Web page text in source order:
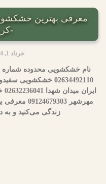
معرفی بهترین
-
خرداد 1, 1404
نام خشکشویی محدوده
مهرشهر
زندگی می‌کنید و به